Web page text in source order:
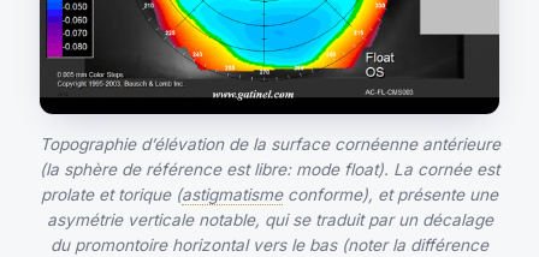
Topographie d’élévation de la surface cornéenne antérieure
(la sphère de référence est libre: mode float). La cornée est
prolate et torique (astigmatismeconforme), et présente une
asymétrie verticale notable, qui se traduit par un décalage
du promontoire horizontal vers le bas (noter la différence